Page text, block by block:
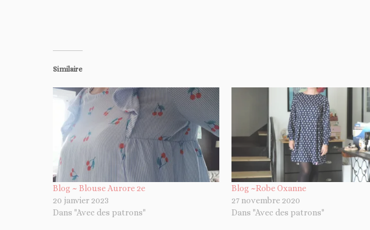
Similaire
Blog ~ Blouse Aurore 2e
20 janvier 2023
Dans "Avec des patrons"
Blog ~Robe Oxanne
27 novembre 2020
Dans "Avec des patrons"